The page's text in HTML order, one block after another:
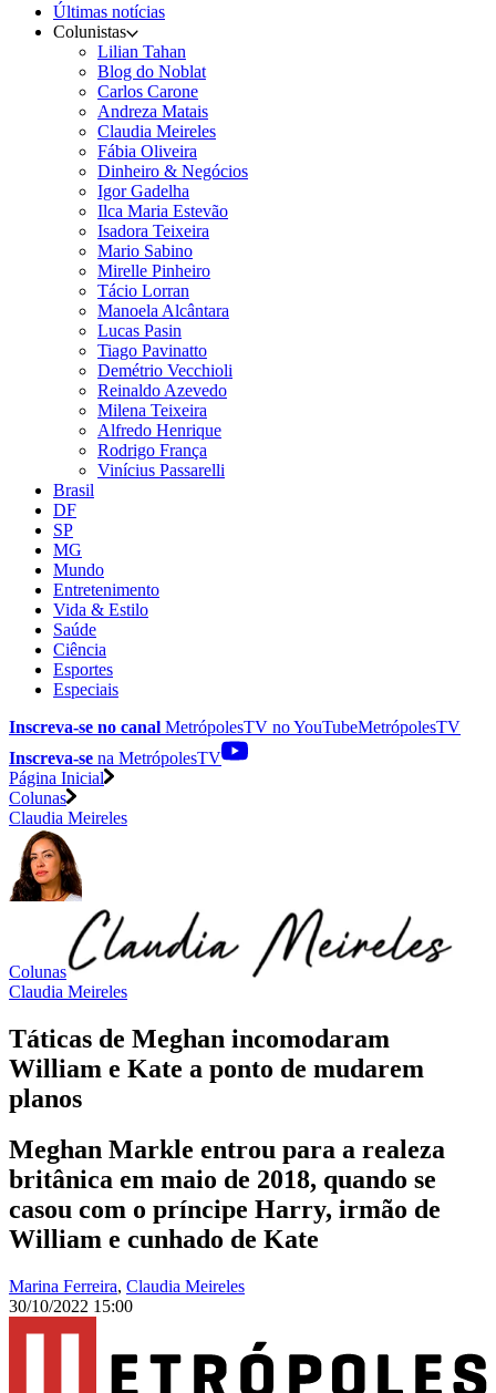
Últimas notícias
Colunistas
Lilian Tahan
Blog do Noblat
Carlos Carone
Andreza Matais
Claudia Meireles
Fábia Oliveira
Dinheiro & Negócios
Igor Gadelha
Ilca Maria Estevão
Isadora Teixeira
Mario Sabino
Mirelle Pinheiro
Tácio Lorran
Manoela Alcântara
Lucas Pasin
Tiago Pavinatto
Demétrio Vecchioli
Reinaldo Azevedo
Milena Teixeira
Alfredo Henrique
Rodrigo França
Vinícius Passarelli
Brasil
DF
SP
MG
Mundo
Entretenimento
Vida & Estilo
Saúde
Ciência
Esportes
Especiais
Inscreva-se no canal MetrópolesTV noYouTubeMetrópolesTV
Inscreva-se na MetrópolesTV
Página Inicial
Colunas
Claudia Meireles
Colunas
Claudia Meireles
Táticas de Meghan incomodaram
William e Kate a ponto de mudarem
planos
Meghan Markle entrou para a realeza
britânica em maio de 2018, quando se
casou com o príncipe Harry, irmão de
William e cunhado de Kate
Marina Ferreira, Claudia Meireles
30/10/2022 15:00